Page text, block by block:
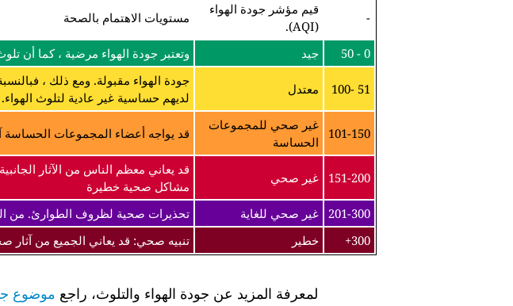
-
قيم مؤشر جودة الهواء
(AQI).
مستويات الاهتمام بالصحة
0 - 50 جيد وتعتبر جودة الهواء مرضية ، كما أن
51 -100 معتدل
جودة الهواء مقبولة. ومع ذلك ،
لديهم حساسية غير عادية لتلوث الهواء.
101-150
غير صحي للمجموعات
الحساسة
قد يواجه أعضاء المجموعات الحساسة
151-200 غير صحي
قد يعاني معظم الناس من الآثار
مشاكل صحية خطيرة
201-300 غير صحي للغاية
تحذيرات صحية لظروف الطوارئ. من
300+
خطير تنبيه صحي: قد يعاني الجميع من آثار
لمعرفة المزيد عن جودة الهواء والتلوث، راجع موضوع